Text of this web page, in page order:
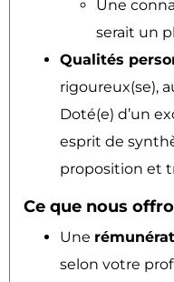
Une
serait un
Qualités
rigoureux(se),
Doté(e) d’un
esprit de
proposition et
Ce que nous
Une
selon votre